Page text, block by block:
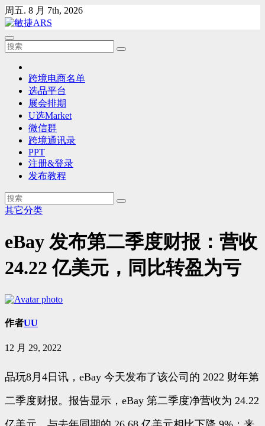
Skip
to
content
周五. 8 月 7th, 2026
跨境电商名单
选品平台
展会排期
U选Market
微信群
跨境通讯录
PPT
注册&登录
发布教程
其它分类
eBay 发布第二季度财报：营收
24.22 亿美元，同比转盈为亏
作者UU
12 月 29, 2022
品玩8月4日讯，eBay 今天发布了该公司的 2022 财年第
二季度财报。报告显示，eBay 第二季度净营收为 24.22